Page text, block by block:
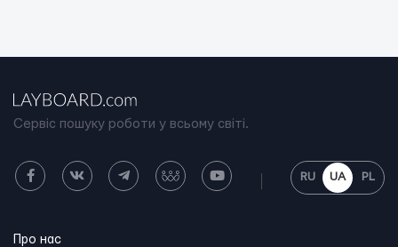
Сервіс пошуку роботи у всьому світі.
RU UA PL
Про нас